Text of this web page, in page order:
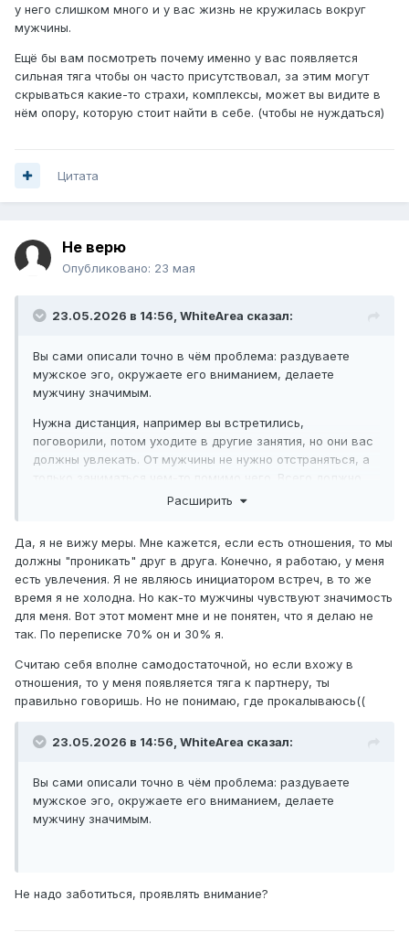
у него слишком много и у вас жизнь не кружилась вокруг
мужчины.
Ещё бы вам посмотреть почему именно у вас появляется
сильная тяга чтобы он часто присутствовал, за этим могут
скрываться какие-то страхи, комплексы, может вы видите в
нём опору, которую стоит найти в себе. (чтобы не нуждаться)
Цитата
Не верю
Опубликовано: 23 мая
23.05.2026 в 14:56, WhiteArea сказал:
Вы сами описали точно в чём проблема: раздуваете
мужское эго, окружаете его вниманием, делаете
мужчину значимым.
Нужна дистанция, например вы встретились,
поговорили, потом уходите в другие занятия, но они вас
должны увлекать. От мужчины не нужно отстраняться, а
только заниматься чем-то помимо него. Всего должно
быть в меру, чтобы вас не было у него слишком много и
Ещё бы вам посмотреть почему именно у вас появляется
сильная тяга чтобы он часто присутствовал, за этим
могут скрываться какие-то страхи, комплексы, может вы
видите в нём опору, которую стоит найти в себе. (чтобы
не нуждаться)
Расширить
Да, я не вижу меры. Мне кажется, если есть отношения, то мы
должны "проникать" друг в друга. Конечно, я работаю, у меня
есть увлечения. Я не являюсь инициатором встреч, в то же
время я не холодна. Но как-то мужчины чувствуют значимость
для меня. Вот этот момент мне и не понятен, что я делаю не
так. По переписке 70% он и 30% я.
Считаю себя вполне самодостаточной, но если вхожу в
отношения, то у меня появляется тяга к партнеру, ты
правильно говоришь. Но не понимаю, где прокалываюсь((
23.05.2026 в 14:56, WhiteArea сказал:
Вы сами описали точно в чём проблема: раздуваете
мужское эго, окружаете его вниманием, делаете
мужчину значимым.
Не надо заботиться, проявлять внимание?